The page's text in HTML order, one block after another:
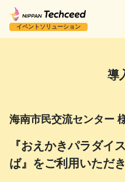
イベントソリューション
導
海南市民交流センター
『おえかきパラダイ
ば』をご利用いただ